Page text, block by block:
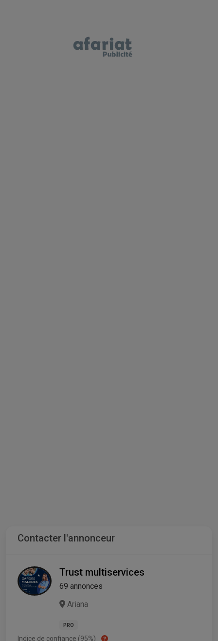
Contacter l'annonceur
Trust multiservices
69 annonces
Ariana
PRO
Indice de confiance (95%)